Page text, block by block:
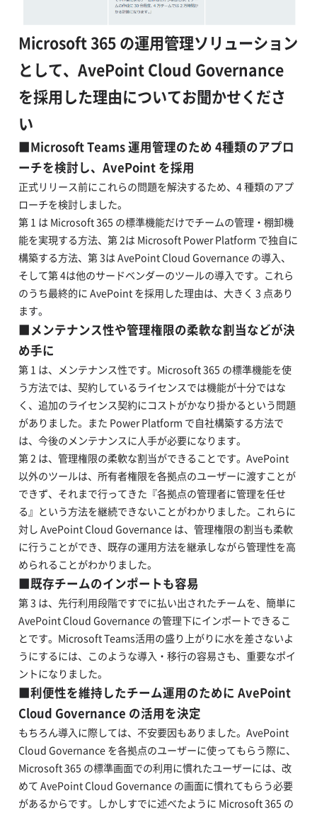
Microsoft 365 の運用管理ソリューション
として、AvePoint Cloud Governance
を採用した理由についてお聞かせくださ
い
■Microsoft Teams 運用管理のため 4種類のアプロ
ーチを検討し、AvePoint を採用
正式リリース前にこれらの問題を解決するため、4 種類のアプ
ローチを検討しました。
第 1 は Microsoft 365 の標準機能だけでチームの管理・棚卸機
能を実現する方法、第 2は Microsoft Power Platform で独自に
構築する方法、第 3は AvePoint Cloud Governance の導入、
そして第 4は他のサードベンダーのツールの導入です。これら
のうち最終的に AvePoint を採用した理由は、大きく 3 点あり
ます。
■メンテナンス性や管理権限の柔軟な割当などが決
め手に
第 1 は、メンテナンス性です。Microsoft 365 の標準機能を使
う方法では、契約しているライセンスでは機能が十分ではな
く、追加のライセンス契約にコストがかなり掛かるという問題
がありました。また Power Platform で自社構築する方法で
は、今後のメンテナンスに人手が必要になります。
第 2 は、管理権限の柔軟な割当ができることです。AvePoint
以外のツールは、所有者権限を各拠点のユーザーに渡すことが
できず、それまで行ってきた『各拠点の管理者に管理を任せ
る』という方法を継続できないことがわかりました。これらに
対し AvePoint Cloud Governance は、管理権限の割当も柔軟
に行うことができ、既存の運用方法を継承しながら管理性を高
められることがわかりました。
■既存チームのインポートも容易
第 3 は、先行利用段階ですでに払い出されたチームを、簡単に
AvePoint Cloud Governance の管理下にインポートできるこ
とです。Microsoft Teams活用の盛り上がりに水を差さないよ
うにするには、このような導入・移行の容易さも、重要なポイ
ントになりました。
■利便性を維持したチーム運用のために AvePoint
Cloud Governance の活用を決定
もちろん導入に際しては、不安要因もありました。AvePoint
Cloud Governance を各拠点のユーザーに使ってもらう際に、
Microsoft 365 の標準画面での利用に慣れたユーザーには、改
めて AvePoint Cloud Governance の画面に慣れてもらう必要
があるからです。しかしすでに述べたように Microsoft 365 の